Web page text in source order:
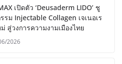
เปิดตัว ‘Deusaderm LIDO’ ชู
รม Injectable Collagen เจเนอเร
สู่วงการความงามเมืองไทย
2026